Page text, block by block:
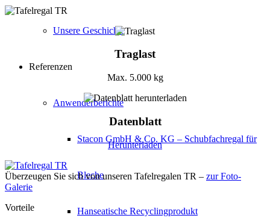
Unsere Geschichte
Referenzen
Anwenderberichte
Stacon GmbH & Co. KG – Schubfachregal für
Bleche
Hanseatische Recyclingprodukt
Traglast
Max. 5.000 kg
Datenblatt
Herunterladen
Überzeugen Sie sich von unseren Tafelregalen TR – zur Foto-
Galerie
Vorteile